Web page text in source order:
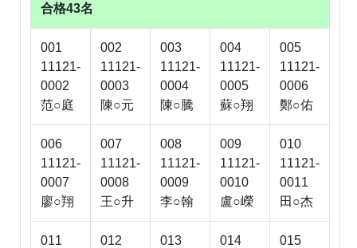
合格43名
001
11121-
0002
范○庭
002
11121-
0003
陳○元
003
11121-
0004
陳○騰
004
11121-
0005
蘇○翔
005
11121-
0006
鄭○佑
006
11121-
0007
廖○翔
007
11121-
0008
王○升
008
11121-
0009
李○翰
009
11121-
0010
盧○嶸
010
11121-
0011
田○杰
011
012
013
014
015